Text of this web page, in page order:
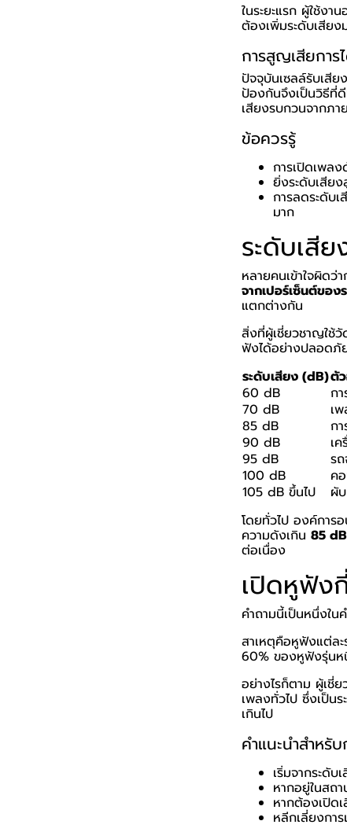
ในระยะแรก ผู้ใช้งา
ต้องเพิ่มระดับเสีย
การสูญเสียการ
ปัจจุบันเซลล์รับเสี
ป้องกันจึงเป็นวิธีที่ดี
เสียงรบกวนจากภา
ข้อควรรู้
การเปิดเพล
ยิ่งระดับเสีย
การลดระดับ
มาก
ระดับเสี
หลายคนเข้าใจผิดว่
จากเปอร์เซ็นต์ของ
แตกต่างกัน
สิ่งที่ผู้เชี่ยวชาญใช้
ฟังได้อย่างปลอดภั
ระดับเสียง (dB)ตั
60 dB
ก
70 dB
เ
85 dB
ก
90 dB
เ
95 dB
ร
100 dB
ค
105 dB ขึ้นไป
ผั
โดยทั่วไป องค์การ
ความดังเกิน 85 dB
ต่อเนื่อง
เปิดหูฟัง
คำถามนี้เป็นหนึ่งใ
สาเหตุคือหูฟังแต่ละ
60% ของหูฟังรุ่นห
อย่างไรก็ตาม ผู้เชี่
เพลงทั่วไป ซึ่งเป็น
เกินไป
คำแนะนำสำหรั
เริ่มจากระดั
หากอยู่ในสถ
หากต้องเปิด
หลีกเลี่ยงกา